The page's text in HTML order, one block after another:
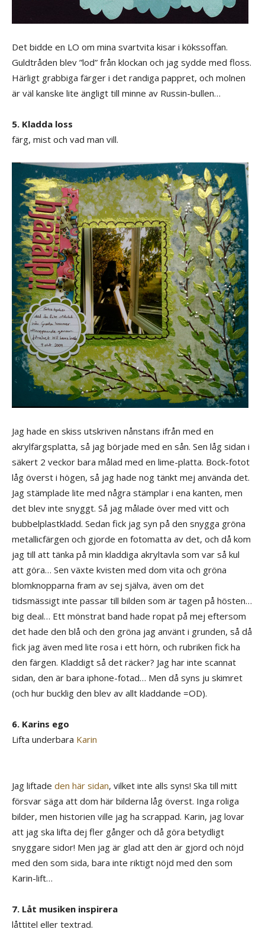
Det bidde en LO om mina svartvita kisar i kökssoffan.
Guldtråden blev ”lod” från klockan och jag sydde med floss.
Härligt grabbiga färger i det randiga pappret, och molnen
är väl kanske lite ängligt till minne av Russin-bullen…
5. Kladda loss
färg, mist och vad man vill.
Jag hade en skiss utskriven nånstans ifrån med en
akrylfärgsplatta, så jag började med en sån. Sen låg sidan i
säkert 2 veckor bara målad med en lime-platta. Bock-fotot
låg överst i högen, så jag hade nog tänkt mej använda det.
Jag stämplade lite med några stämplar i ena kanten, men
det blev inte snyggt. Så jag målade över med vitt och
bubbelplastkladd. Sedan fick jag syn på den snygga gröna
metallicfärgen och gjorde en fotomatta av det, och då kom
jag till att tänka på min kladdiga akryltavla som var så kul
att göra… Sen växte kvisten med dom vita och gröna
blomknopparna fram av sej själva, även om det
tidsmässigt inte passar till bilden som är tagen på hösten…
big deal… Ett mönstrat band hade ropat på mej eftersom
det hade den blå och den gröna jag använt i grunden, så då
fick jag även med lite rosa i ett hörn, och rubriken fick ha
den färgen. Kladdigt så det räcker? Jag har inte scannat
sidan, den är bara iphone-fotad… Men då syns ju skimret
(och hur bucklig den blev av allt kladdande =OD).
6. Karins ego
Lifta underbara Karin
Jag liftade den här sidan, vilket inte alls syns! Ska till mitt
försvar säga att dom här bilderna låg överst. Inga roliga
bilder, men historien ville jag ha scrappad. Karin, jag lovar
att jag ska lifta dej fler gånger och då göra betydligt
snyggare sidor! Men jag är glad att den är gjord och nöjd
med den som sida, bara inte riktigt nöjd med den som
Karin-lift…
7. Låt musiken inspirera
låttitel eller textrad.